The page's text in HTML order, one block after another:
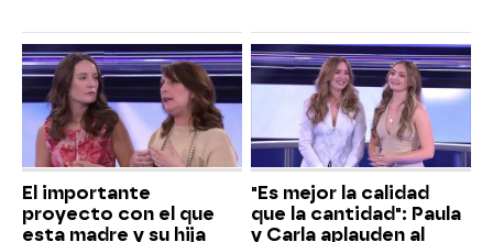
El importante
proyecto con el que
esta madre y su hija
"Es mejor la calidad
que la cantidad": Paula
y Carla aplauden al